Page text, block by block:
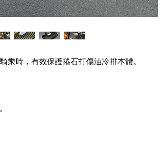
乘時，有效保護捲石打傷油冷排本體。